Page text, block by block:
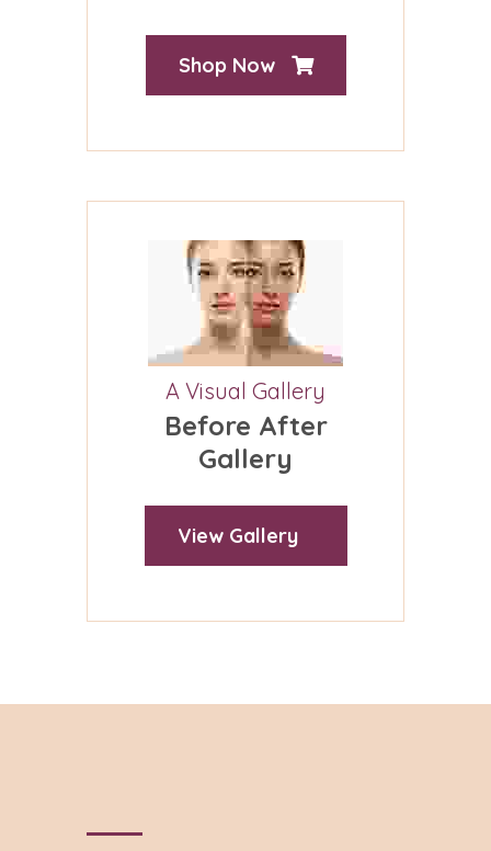
Shop Now
A Visual Gallery
Before After
Gallery
View Gallery